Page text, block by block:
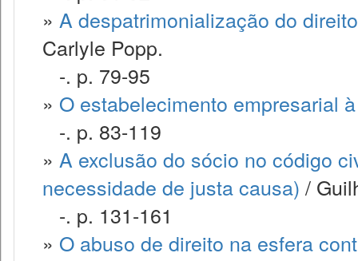
» A despatrimonialização do
Carlyle Popp.
-. p. 79-95
» O estabelecimento empresarial
-. p. 83-119
» A exclusão do sócio no código
necessidade de justa causa) /
-. p. 131-161
» O abuso de direito na esfera